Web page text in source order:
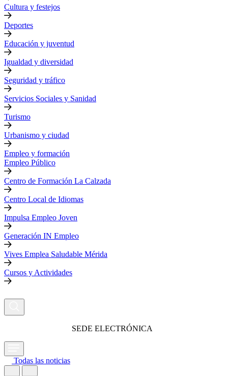
Cultura y festejos
Deportes
Educación y juventud
Igualdad y diversidad
Seguridad y tráfico
Servicios Sociales y Sanidad
Turismo
Urbanismo y ciudad
Empleo y formación
Empleo Público
Centro de Formación La Calzada
Centro Local de Idiomas
Impulsa Empleo Joven
Generación IN Empleo
Vives Emplea Saludable Mérida
Cursos y Actividades
SEDE ELECTRÓNICA
Todas las noticias